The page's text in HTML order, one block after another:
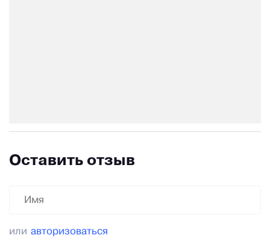
Оставить отзыв
или авторизоваться